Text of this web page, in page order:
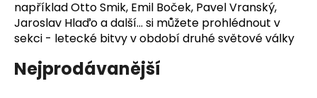
například Otto Smik, Emil Boček, Pavel Vranský,
Jaroslav Hlaďo a další... si můžete prohlédnout v
sekci - letecké bitvy v období druhé světové války
Nejprodávanější
t
e
a